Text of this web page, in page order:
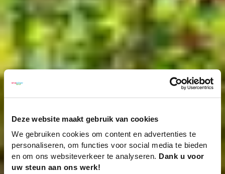
Deze website maakt gebruik van cookies
We gebruiken cookies om content en advertenties te
personaliseren, om functies voor social media te bieden
en om ons websiteverkeer te analyseren. Dank u voor
uw steun aan ons werk!